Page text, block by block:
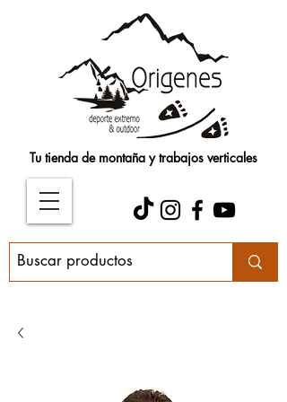
Tu tienda de montaña y trabajos verticales